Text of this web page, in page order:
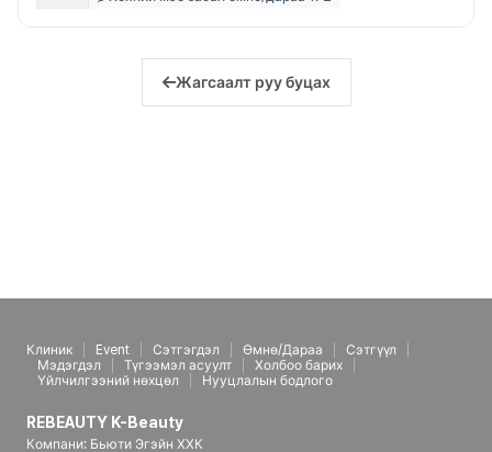
Жагсаалт руу буцах
Клиник Event Сэтгэгдэл Өмнө/Дараа
Сэтгүүл
Мэдэгдэл
Түгээмэл асуулт
Холбоо барих
Үйлчилгээний нөхцөл
Нууцлалын бодлого
REBEAUTY K-Beauty
Компани: Бьюти Эгэйн ХХК